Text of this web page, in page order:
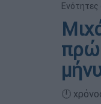
Ενότητες
🕛